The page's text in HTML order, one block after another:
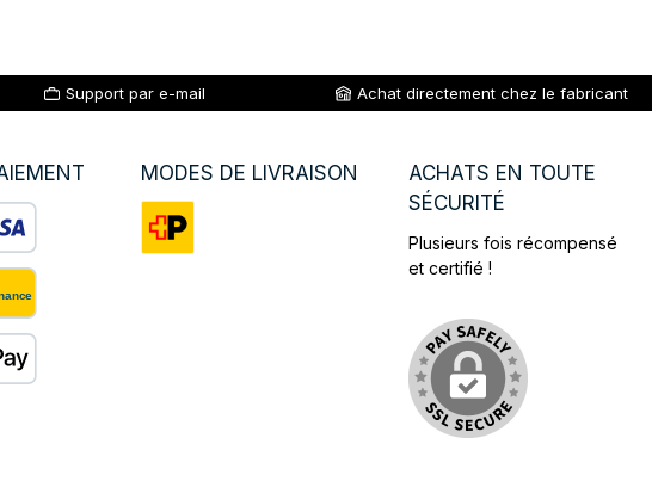
Support par e-mail Achat directement chez le fabricant
MODES DE LIVRAISON
ACHATS EN TOUTE
SÉCURITÉ
Plusieurs fois récompensé
et certifié !